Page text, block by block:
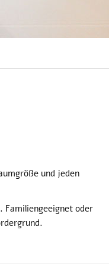
und jeden
Familiengeeignet oder